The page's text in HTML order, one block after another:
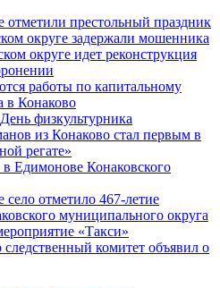
отметили престольный праздник
округе задержали мошенника
округе идет реконструкция
работы по капитальному
в Конаково
физкультурника
из Конаково стал первым в
регате»
Едимонове Конаковского
отметило 467-летие
муниципального округа
«Такси»
комитет объявил о